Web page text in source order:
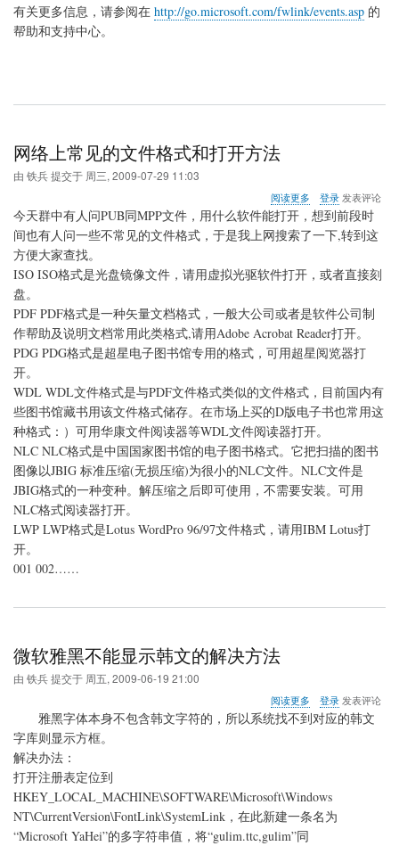
有关更多信息，请参阅在 http://go.microsoft.com/fwlink/events.asp 的
帮助和支持中心。
网络上常见的文件格式和打开方法
由 铁兵提交于 周三, 2009-07-29 11:03
阅读更多
于
网
文
件
格
式
打
开
法
登录发表评论
今天群中有人问PUB同MPP文件，用什么软件能打开，想到前段时
间也有人问一些不常见的文件格式，于是我上网搜索了一下,转到这
方便大家查找。
ISO ISO格式是光盘镜像文件，请用虚拟光驱软件打开，或者直接刻
盘。
PDF PDF格式是一种矢量文档格式，一般大公司或者是软件公司制
作帮助及说明文档常用此类格式,请用Adobe Acrobat Reader打开。
PDG PDG格式是超星电子图书馆专用的格式，可用超星阅览器打
开。
WDL WDL文件格式是与PDF文件格式类似的文件格式，目前国内有
些图书馆藏书用该文件格式储存。在市场上买的D版电子书也常用这
种格式：）可用华康文件阅读器等WDL文件阅读器打开。
NLC NLC格式是中国国家图书馆的电子图书格式。它把扫描的图书
图像以JBIG 标准压缩(无损压缩)为很小的NLC文件。NLC文件是
JBIG格式的一种变种。解压缩之后即可使用，不需要安装。可用
NLC格式阅读器打开。
LWP LWP格式是Lotus WordPro 96/97文件格式，请用IBM Lotus打
开。
001 002……
微软雅黑不能显示韩文的解决方法
由 铁兵提交于 周五, 2009-06-19 21:00
阅读更多
于
微
能
显
登录发表评论
雅黑字体本身不包含韩文字符的，所以系统找不到对应的韩文
字库则显示方框。
解决办法：
打开注册表定位到
HKEY_LOCAL_MACHINE\SOFTWARE\Microsoft\Windows
NT\CurrentVersion\FontLink\SystemLink，在此新建一条名为
“Microsoft YaHei”的多字符串值，将“gulim.ttc,gulim”同